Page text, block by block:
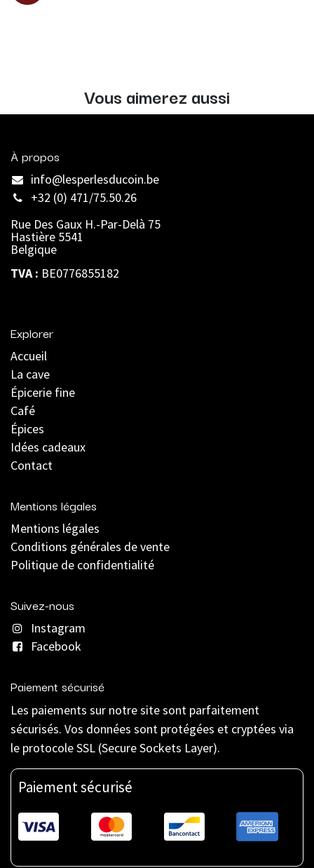
Vous aimerez aussi
À propos
info@lesperlesducoin.be​
+32 (0) 471/75.50.26
Rue Des Gaux H.-Par-Delà 75
Hastière 5541
Belgique
TVA : BE0776855182
Explorer
Accueil
La cave
Épicerie fine
Café
Épices
Idées cadeaux
Contact
Mentions légales
Mentions légales
Conditions générales de vente
Politique de confidentialité
Suivez-nous
Instagram
Facebook
Paiement sécurisé
Les paiements sur notre site sont parfaitement
sécurisés. Vos données sont protégées et cryptées via
le protocole SSL (Secure Sockets Layer).
Paiement sécurisé